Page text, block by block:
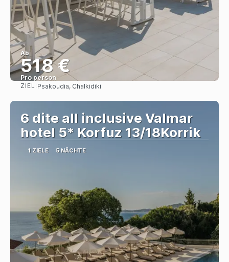
Ab
518 €
Pro person
ZIEL: Psakoudia, Chalkidiki
6 dite all inclusive Valmar
hotel 5* Korfuz 13/18Korrik
1 ZIELE 5 NÄCHTE